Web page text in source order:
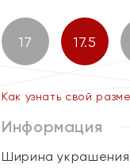
17 17.5
Как узнать свой
Информация
Ширина